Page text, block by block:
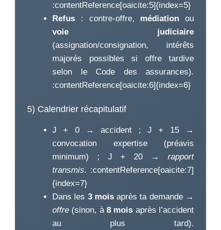
:contentReference[oaicite:5]{index=5}
Refus : contre-offre, médiation ou
voie judiciaire
(assignation/consignation, intérêts
majorés possibles si offre tardive
selon le Code des assurances).
:contentReference[oaicite:6]{index=6}
5) Calendrier récapitulatif
J + 0 → accident ; J + 15 →
convocation expertise (préavis
minimum) ; J + 20 → rapport
transmis. :contentReference[oaicite:7]
{index=7}
Dans les 3 moisaprès ta demande →
offre (sinon, à 8 mois après l’accident
au plus tard).